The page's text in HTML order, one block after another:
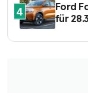
4
Ford
für